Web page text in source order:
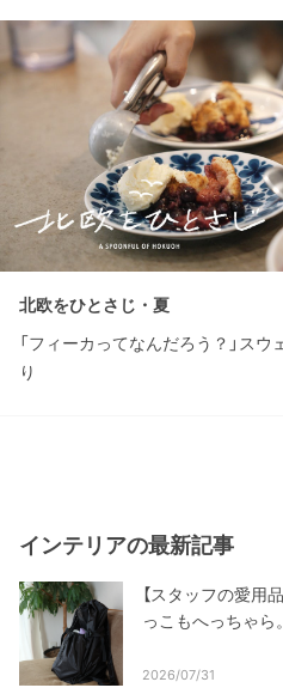
北欧をひとさじ・夏
「フィーカってなんだろう？」ス
り
インテリアの最新記事
【スタッフの愛用
っこもへっちゃら
2026/07/31